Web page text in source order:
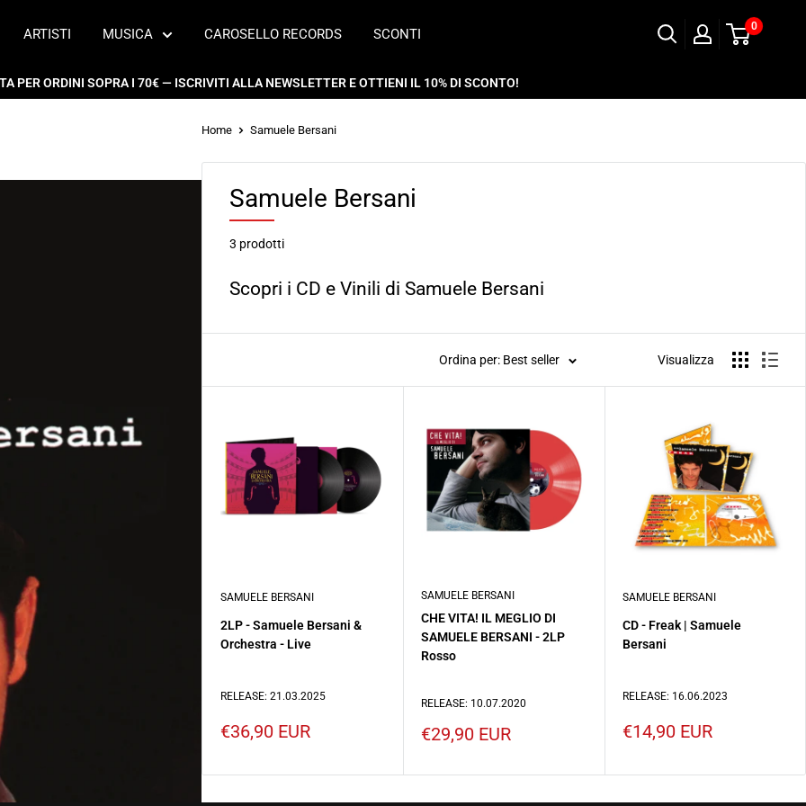
ARTISTI MUSICA CAROSELLO RECORDS SCONTI 0
PER ORDINI SOPRA I 70€ — ISCRIVITI ALLA NEWSLETTER E OTTIENI IL 10% DI SCONTO!
Home Samuele Bersani
Samuele Bersani
3 prodotti
Scopri i CD e Vinili di Samuele Bersani
Ordina per: Best seller Visualizza
SAMUELE BERSANI
2LP - Samuele Bersani &
Orchestra - Live
RELEASE: 21.03.2025
Prezzo
€36,90 EUR
SAMUELE BERSANI
CHE VITA! IL MEGLIO DI
SAMUELE BERSANI - 2LP
Rosso
RELEASE: 10.07.2020
Prezzo
€29,90 EUR
SAMUELE BERSANI
CD - Freak | Samuele
Bersani
RELEASE: 16.06.2023
Prezzo
€14,90 EUR